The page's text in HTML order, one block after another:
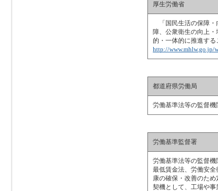
厚生労働省
「国民生活の保障・
障、公衆衛生の向上
的・一体的に推進す
http://www.mhlw.go.jp/
都道府県労働局
労働基準法等の監督
労働基準監督署
労働基準法等の監督
最低賃金法、労働安
康の確保・改善のた
契機として、工場や